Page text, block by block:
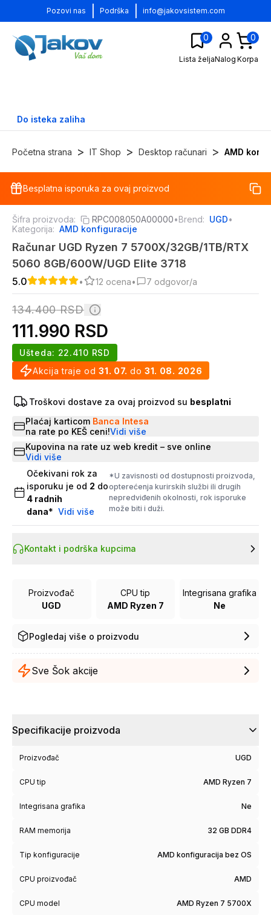
Pozovi nas Podrška info@jakovsistem.com
0
Lista željaNalog
0
Korpa
Do isteka zaliha
Početna strana > IT Shop > Desktop računari > AMD
%
Besplatna isporuka za ovaj proizvod
Šifra proizvoda: RPC008050A00000•Brend: UGD•
Kategorija: AMD konfiguracije
Računar UGD Ryzen 7 5700X/32GB/1TB/RTX
5060 8GB/600W/UGD Elite 3718
5.0 • 12 ocena• 7 odgovor/a
134.400RSD
111.990 RSD
Akcija traje od 31. 07. do 31. 08. 2026
Ušteda: 22.410 RSD
Troškovi dostave za ovaj proizvod su besplatni
Plaćaj karticom Banca Intesa
na rate po KEŠ ceni!Vidi više
Kupovina na rate uz web kredit – sve online
Vidi više
Očekivani rok za
isporuku je od 2 do
4 radnih
dana* Vidi više
*U zavisnosti od dostupnosti proizvoda,
opterećenja kurirskih službi ili drugih
nepredviđenih okolnosti, rok isporuke
može biti i duži.
Kontakt i podrška kupcima
Proizvođač
UGD
CPU tip
AMD Ryzen 7
Integrisana grafika
Ne
Pogledaj više o proizvodu
Sve Šok akcije
Specifikacije proizvoda
Proizvođač UGD
CPU tip AMD Ryzen 7
Integrisana grafika Ne
RAM memorija 32 GB DDR4
Tip konfiguracije AMD konfiguracija bez OS
CPU proizvođač AMD
CPU model AMD Ryzen 7 5700X